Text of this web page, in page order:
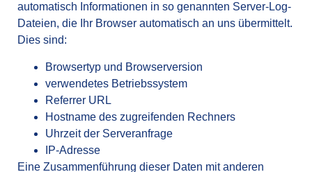
automatisch Informationen in so genannten Server-Log-
Dateien, die Ihr Browser automatisch an uns übermittelt.
Dies sind:
Browsertyp und Browserversion
verwendetes Betriebssystem
Referrer URL
Hostname des zugreifenden Rechners
Uhrzeit der Serveranfrage
IP-Adresse
Eine Zusammenführung dieser Daten mit anderen